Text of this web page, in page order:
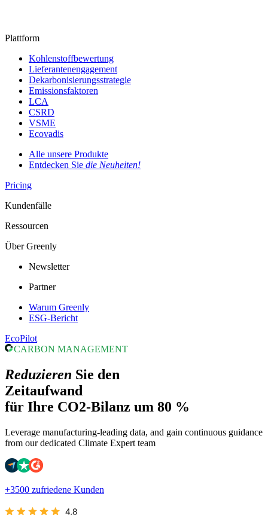
Plattform
Kohlenstoffbewertung
Lieferantenengagement
Dekarbonisierungsstrategie
Emissionsfaktoren
LCA
CSRD
VSME
Ecovadis
Alle unsere Produkte
Entdecken Sie die Neuheiten!
Pricing
Kundenfälle
Ressourcen
Über Greenly
Newsletter
Partner
Warum Greenly
ESG-Bericht
EcoPilot
CARBON MANAGEMENT
Reduzieren Sie den
Zeitaufwand
für Ihre CO2-Bilanz um 80 %
Leverage manufacturing-leading data, and gain continuous guidance
from our dedicated Climate Expert team
+3500 zufriedene Kunden